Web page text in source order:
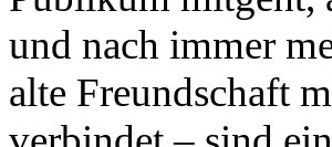
und nach immer
alte Freundschaft